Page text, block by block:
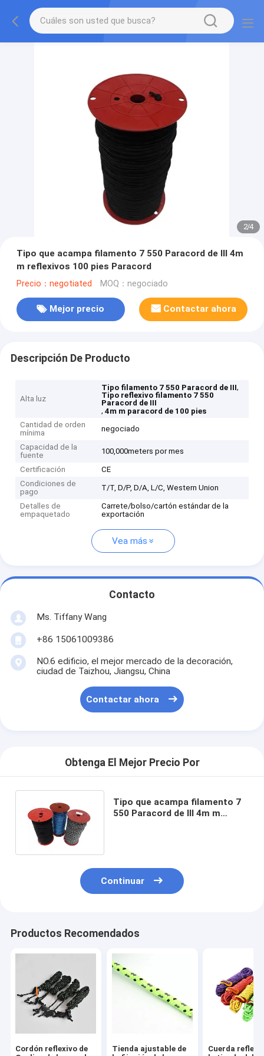
2/4
Tipo que acampa filamento 7 550 Paracord de III 4m
m reflexivos 100 pies Paracord
Precio：negotiated MOQ：negociado
Mejor precio Contactar ahora
Descripción De Producto
Alta luz
Tipo filamento 7 550 Paracord de III,
Tipo reflexivo filamento 7 550
Paracord de III
,4m m paracord de 100 pies
Cantidad de orden
mínima
negociado
Capacidad de la
fuente
100,000meters por mes
Certificación
CE
Condiciones de
pago
T/T, D/P, D/A, L/C, Western Union
Detalles de
empaquetado
Carrete/bolso/cartón estándar de la
exportación
Vea más
Contacto
Ms. Tiffany Wang
+86 15061009386
NO.6 edificio, el mejor mercado de la decoración,
ciudad de Taizhou, Jiangsu, China
Contactar ahora
Obtenga El Mejor Precio Por
Tipo que acampa filamento 7
550 Paracord de III 4m m
Continuar
Productos Recomendados
Cordón reflexivo de
Tienda ajustable de
Cuerda